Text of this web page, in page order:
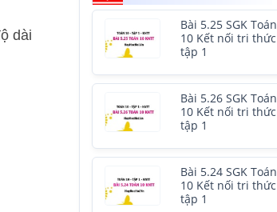
dài
Bài 5.25 SGK Toán
10 Kết nối tri thức
tập 1
Bài 5.26 SGK Toán
10 Kết nối tri thức
tập 1
Bài 5.24 SGK Toán
10 Kết nối tri thức
tập 1